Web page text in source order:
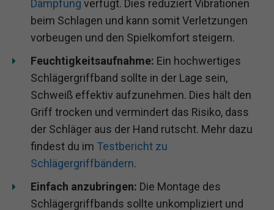
Dämpfung verfügt. Dies reduziert Vibrationen
beim Schlagen und kann somit Verletzungen
vorbeugen und den Spielkomfort steigern.
Feuchtigkeitsaufnahme: Ein hochwertiges
Schlägergriffband sollte in der Lage sein,
Schweiß effektiv aufzunehmen. Dies hält den
Griff trocken und vermindert das Risiko, dass
der Schläger aus der Hand rutscht. Mehr dazu
findest du im Testbericht zu
Schlägergriffbändern.
Einfach anzubringen: Die Montage des
Schlägergriffbands sollte unkompliziert und